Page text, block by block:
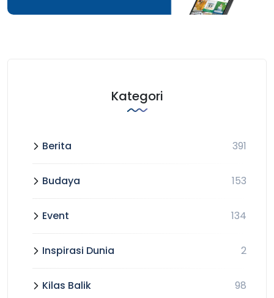
Kategori
Berita 391
Budaya 153
Event 134
Inspirasi Dunia 2
Kilas Balik 98